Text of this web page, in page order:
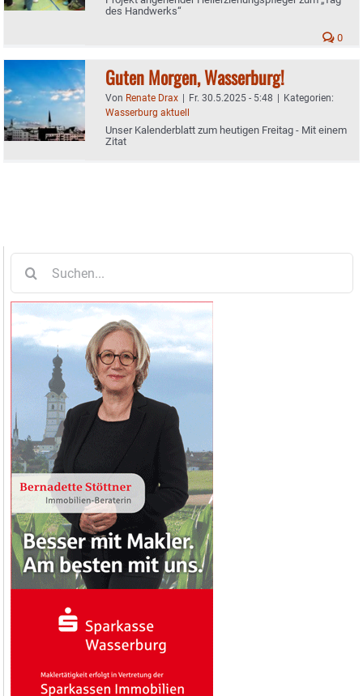
des Handwerks“
0
Guten Morgen, Wasserburg!
Von Renate Drax | Fr. 30.5.2025 - 5:48 | Kategorien:
Wasserburg aktuell
Unser Kalenderblatt zum heutigen Freitag - Mit einem
Zitat
nach: